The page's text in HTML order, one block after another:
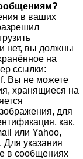
в ваших
нет, вы должны
на
ссылки:
Вы не можете
хранящиеся на
для
как,
или Yahoo,
указания
в сообщениях